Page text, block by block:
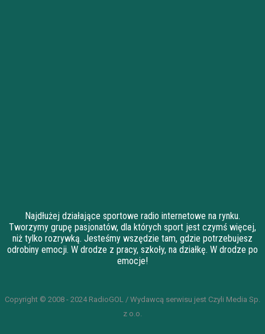
Najdłużej działające sportowe radio internetowe na rynku.
Tworzymy grupę pasjonatów, dla których sport jest czymś więcej,
niż tylko rozrywką. Jesteśmy wszędzie tam, gdzie potrzebujesz
odrobiny emocji. W drodze z pracy, szkoły, na działkę. W drodze po
emocje!
Copyright © 2008 - 2024 RadioGOL / Wydawcą serwisu jest Czyli Media Sp.
z o.o.